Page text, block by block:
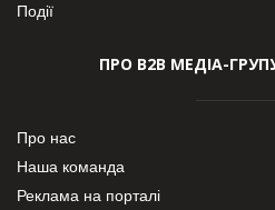
Події
ПРО В2В МЕДІА-ГРУПУ
Про нас
Наша команда
Реклама на порталі